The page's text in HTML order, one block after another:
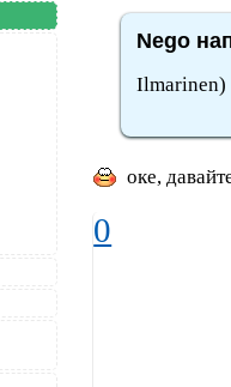
Nego
Ilmarinen)
оке,
0